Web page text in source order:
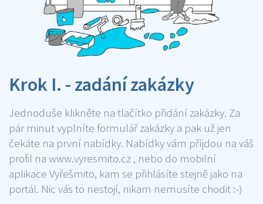
Krok I. - zadání zakázky
Jednoduše klikněte na tlačítko přidání zakázky. Za
pár minut vyplníte formulář zakázky a pak už jen
čekáte na první nabídky. Nabídky vám příjdou na váš
profil na www.vyresmito.cz , nebo do mobilní
aplikace Vyřešmito, kam se přihlásíte stejně jako na
portál. Nic vás to nestojí, nikam nemusíte chodit :-)